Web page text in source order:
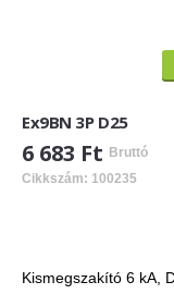
Ex9BN 3P D25
6 683 Ft Bruttó
Cikkszám: 100235
Kismegszakító 6 kA,